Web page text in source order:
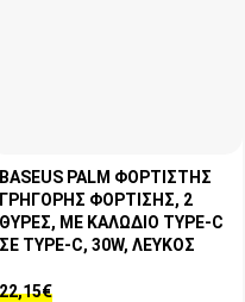
BASEUS PALM ΦΟΡΤΙΣΤΗΣ
ΓΡΗΓΟΡΗΣ ΦΟΡΤΙΣΗΣ, 2
ΘΥΡΕΣ, ΜΕ ΚΑΛΩΔΙΟ TYPE-C
ΣΕ TYPE-C, 30W, ΛΕΥΚΟΣ
22,15€